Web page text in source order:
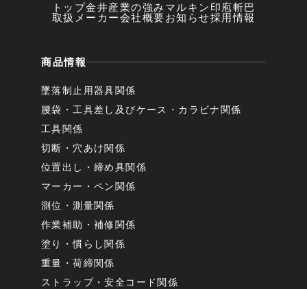
トップ金井産業の強み マルキン印 庖斬巴
取扱メーカー会社概要お知らせ採用情報
商品情報
墜落制止用器具関係
腰袋・工具差し及びケース・カラビナ関係
工具関係
切断・穴あけ関係
位置出し・締め具関係
マーカー・ペン関係
測位・測量関係
作業補助・補修関係
塗り・慣らし関係
重量・荷締関係
ストラップ・安全コード関係